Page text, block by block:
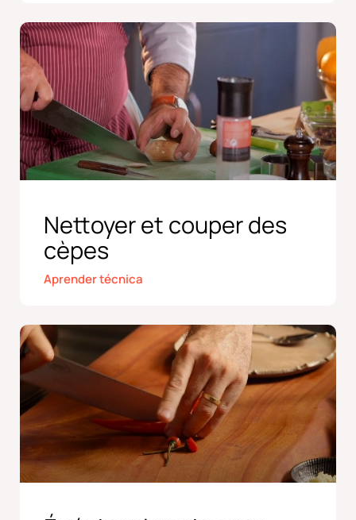
Nettoyer et couper des
cèpes
Aprender técnica